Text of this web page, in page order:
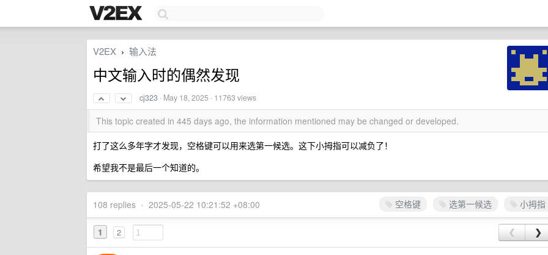
V2EX › 输入法
中文输入时的偶然发现
cj323 · May 18, 2025 · 11763 views
This topic created in 445 days ago, the information mentioned may be changed or developed.
打了这么多年字才发现，空格键可以用来选第一候选。这下小拇指可以减负了！
希望我不是最后一个知道的。
空格键 选第一候选 小拇指
108 replies • 2025-05-22 10:21:52 +08:00
1 2 ❮ ❯